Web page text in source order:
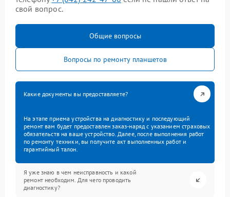
свой вопрос.
Общие вопросы
Вопросы по ремонту планшетов
Какие документы вы предоставляете?
На этапе приема устройства на диагностику и последующий
ремонт вам будет предоставлен заказ-наряд с указанием страховых
обязательств на ваше устройство. Далее, после выполнения работ
по ремонту техники, вы получите акт выполненных работ и
гарантийный талон.
Я уже знаю в чем неисправность и какой
ремонт необходим. Для чего проводить
диагностику?